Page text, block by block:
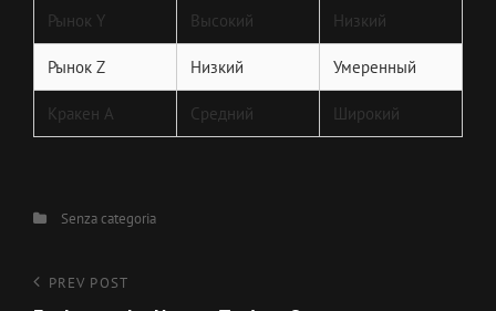
Рынок Y Высокий Низкий
Рынок Z Низкий Умеренный
Кракен А Средний Широкий
CategoriesSenza categoria
Navigazione
Previous
PREV POST